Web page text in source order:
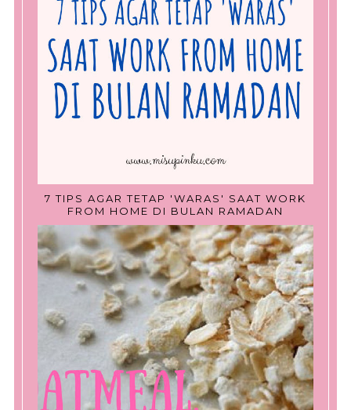
7 TIPS AGAR TETAP 'WARAS' SAAT WORK
FROM HOME DI BULAN RAMADAN